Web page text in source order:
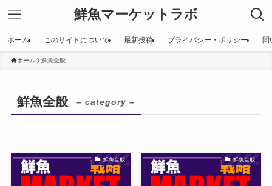
鮮魚マーケットラボ
ホーム このサイトについて 最新投稿 プライバシー・ポリシー 問
ホーム 鮮魚全般
鮮魚全般 – category –
鮮魚全般 鮮魚全般